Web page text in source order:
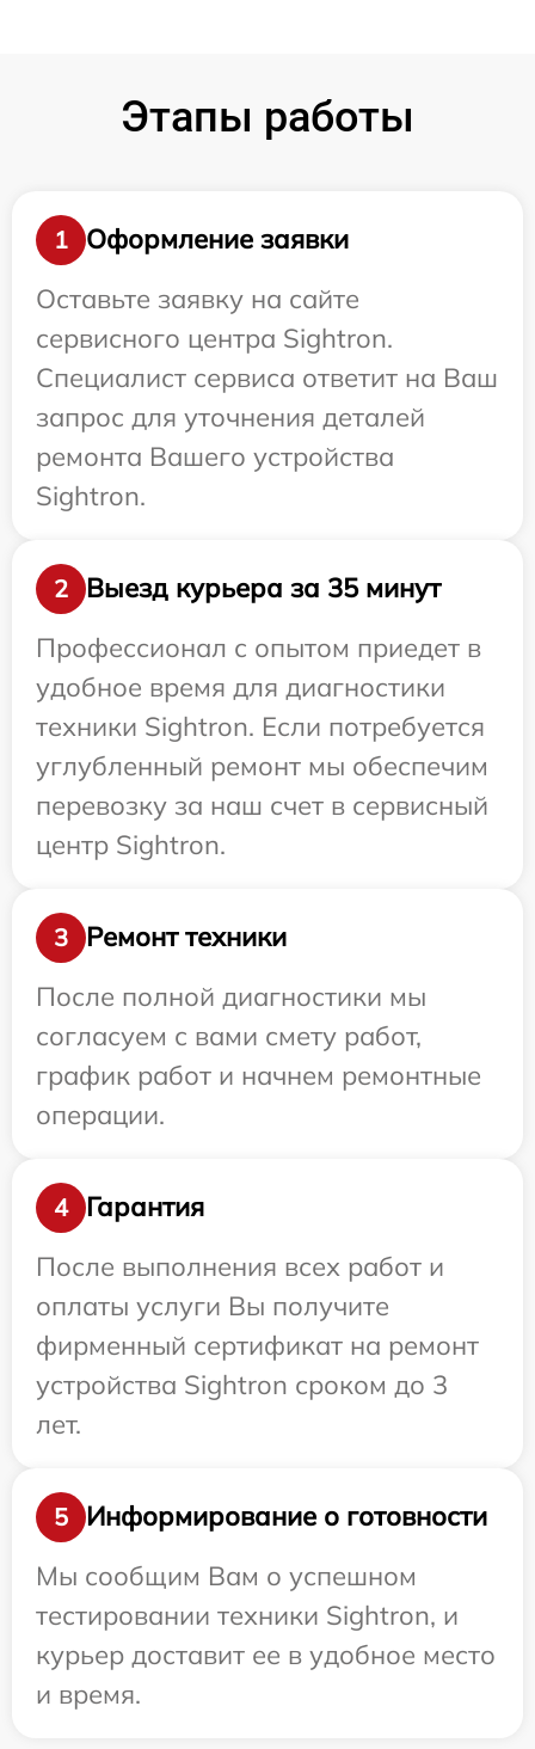
Этапы работы
1
Оформление заявки
Оставьте заявку на сайте
сервисного центра Sightron.
Специалист сервиса ответит на Ваш
запрос для уточнения деталей
ремонта Вашего устройства
Sightron.
2
Выезд курьера за 35 минут
Профессионал с опытом приедет в
удобное время для диагностики
техники Sightron. Если потребуется
углубленный ремонт мы обеспечим
перевозку за наш счет в сервисный
центр Sightron.
3
Ремонт техники
После полной диагностики мы
согласуем с вами смету работ,
график работ и начнем ремонтные
операции.
4
Гарантия
После выполнения всех работ и
оплаты услуги Вы получите
фирменный сертификат на ремонт
устройства Sightron сроком до 3
лет.
5
Информирование о готовности
Мы сообщим Вам о успешном
тестировании техники Sightron, и
курьер доставит ее в удобное место
и время.